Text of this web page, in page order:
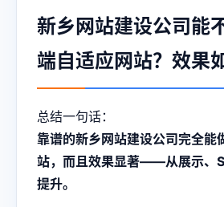
新乡网站建设公司能
端自适应网站？效果
总结一句话：
靠谱的新乡网站建设公司完全能
站，而且效果显著——从展示、
提升。